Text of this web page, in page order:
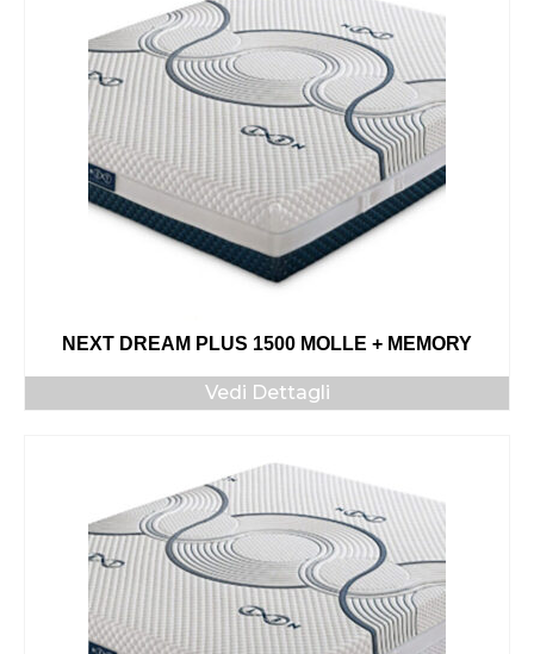
NEXT DREAM PLUS 1500 MOLLE + MEMORY
Vedi Dettagli